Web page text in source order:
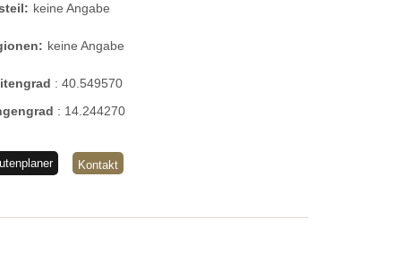
keine Angabe
keine Angabe
:40.549570
: 14.244270
Kontakt